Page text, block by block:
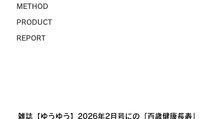
METHOD
PRODUCT
REPORT
雑誌【ゆうゆう】2026年2月号にの「百歳健康長寿」